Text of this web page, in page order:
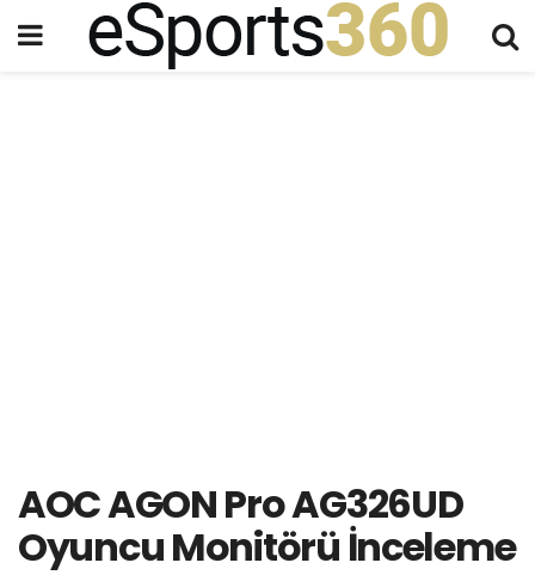
AOC AGON Pro AG326UD
Oyuncu Monitörü İnceleme